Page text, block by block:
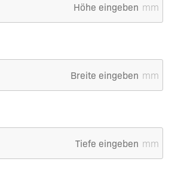
mm
mm
mm